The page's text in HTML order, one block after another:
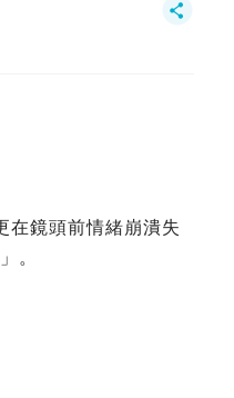
在鏡頭前情緒崩潰失
。